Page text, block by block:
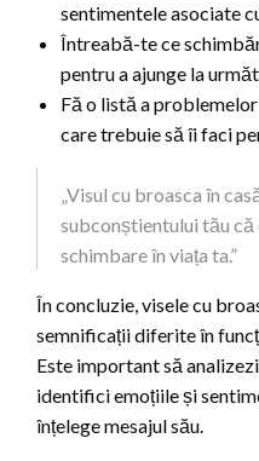
sentimentele asociate
Întreabă-te ce
pentru a ajunge la
Fă o listă a
care trebuie să îi faci
„Visul cu broasca în
subconștientului tău că
schimbare în viața ta.”
În concluzie, visele cu
semnificații diferite în
Este important să
identifici emoțiile și
înțelege mesajul său.